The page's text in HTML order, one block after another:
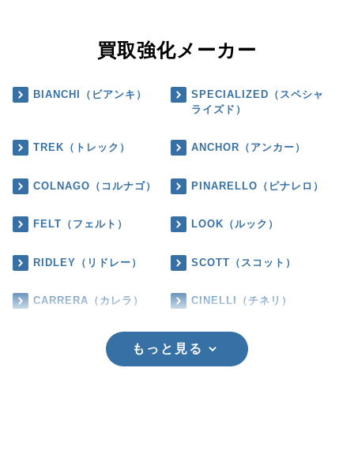
買取強化メーカー
BIANCHI（ビアンキ）
SPECIALIZED（スペシャ
ライズド）
TREK（トレック） ANCHOR（アンカー）
COLNAGO（コルナゴ） PINARELLO（ピナレロ）
FELT（フェルト） LOOK（ルック）
RIDLEY（リドレー） SCOTT（スコット）
CARRERA（カレラ） CINELLI（チネリ）
もっと見る